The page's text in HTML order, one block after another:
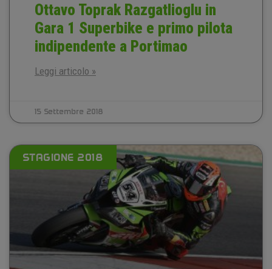
Ottavo Toprak Razgatlioglu in
Gara 1 Superbike e primo pilota
indipendente a Portimao
Leggi articolo »
15 Settembre 2018
STAGIONE 2018